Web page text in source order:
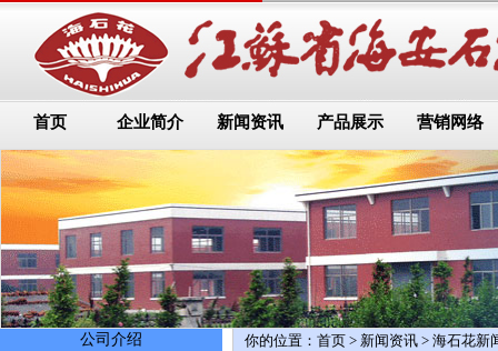
首页 企业简介 新闻资讯 产品展示 营销网络
公司介绍
你的位置： 首页 > 新闻资讯 > 海石花新